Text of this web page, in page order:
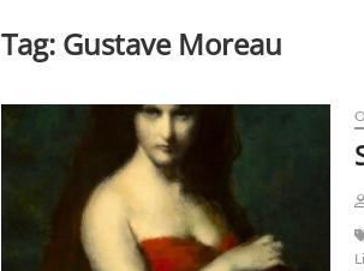
Tag: Gustave Moreau